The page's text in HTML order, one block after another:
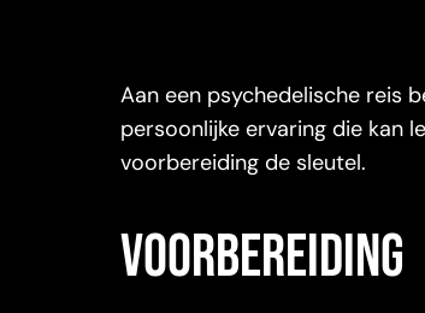
Aan een psychedelische reis
persoonlijke ervaring die kan
voorbereiding de sleutel.
Voorbereiding